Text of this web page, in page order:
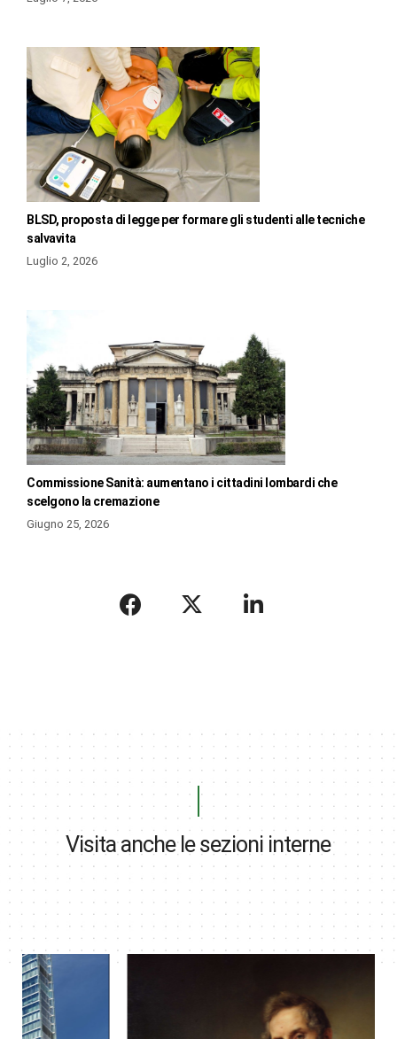
BLSD, proposta di legge per formare gli studenti alle tecniche
salvavita
Luglio 2, 2026
Commissione Sanità: aumentano i cittadini lombardi che
scelgono la cremazione
Giugno 25, 2026
Visita anche le sezioni interne